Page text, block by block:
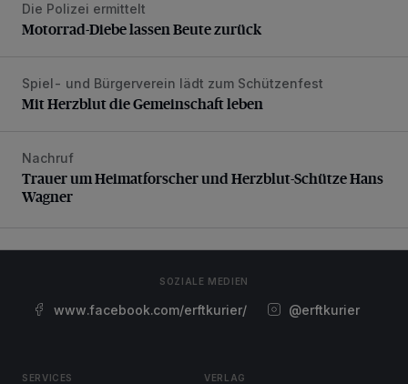
Motorrad-Diebe lassen Beute zurück
Die Polizei ermittelt
Motorrad-Diebe lassen Beute zurück
Mit Herzblut die Gemeinschaft leben
Spiel- und Bürgerverein lädt zum Schützenfest
Mit Herzblut die Gemeinschaft leben
Trauer um Heimatforscher und Herzblut-Schütze Hans
Nachruf
Trauer um Heimatforscher und Herzblut-Schütze Hans
Wagner
SOZIALE MEDIEN
www.facebook.com/erftkurier/ @erftkurier
SERVICES VERLAG